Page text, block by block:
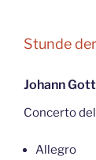
Stunde
Johann
Concerto
Allegro